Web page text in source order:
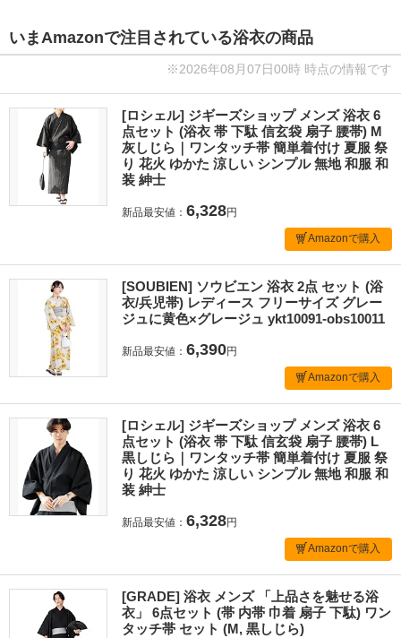
いまAmazonで注目されている浴衣の商品
※2026年08月07日00時 時点の情報です
[ロシェル] ジギーズショップ メンズ 浴衣 6
点セット (浴衣 帯 下駄 信玄袋 扇子 腰帯) M
灰しじら｜ワンタッチ帯 簡単着付け 夏服 祭
り 花火 ゆかた 涼しい シンプル 無地 和服 和
装 紳士
新品最安値： 6,328円
Amazonで購入
[SOUBIEN] ソウビエン 浴衣 2点 セット (浴
衣/兵児帯) レディース フリーサイズ グレー
ジュに黄色×グレージュ ykt10091-obs10011
新品最安値： 6,390円
Amazonで購入
[ロシェル] ジギーズショップ メンズ 浴衣 6
点セット (浴衣 帯 下駄 信玄袋 扇子 腰帯) L
黒しじら｜ワンタッチ帯 簡単着付け 夏服 祭
り 花火 ゆかた 涼しい シンプル 無地 和服 和
装 紳士
新品最安値： 6,328円
Amazonで購入
[GRADE] 浴衣 メンズ 「上品さを魅せる浴
衣」 6点セット (帯 内帯 巾着 扇子 下駄) ワン
タッチ帯 セット (M, 黒しじら)